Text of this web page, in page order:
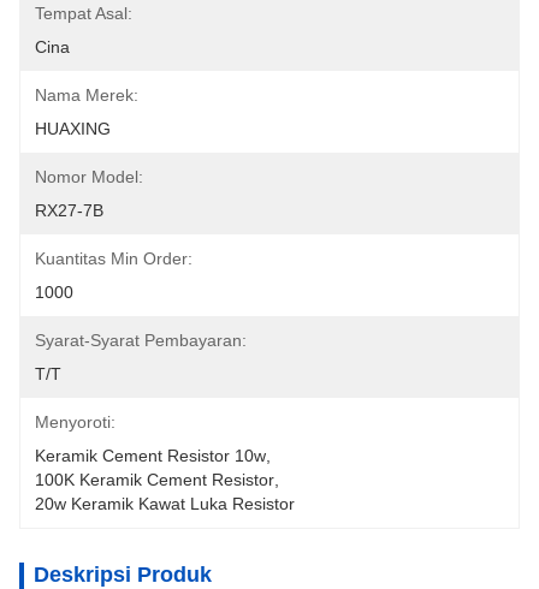
Tempat Asal:
Cina
Nama Merek:
HUAXING
Nomor Model:
RX27-7B
Kuantitas Min Order:
1000
Syarat-Syarat Pembayaran:
T/T
Menyoroti:
Keramik Cement Resistor 10w
100K Keramik Cement Resistor
20w Keramik Kawat Luka Resistor
Deskripsi Produk